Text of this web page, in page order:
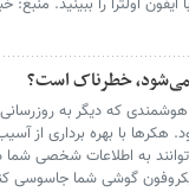
اولترا را ببینید. منبع:
خطرناک است؟
که دیگر به
هکرها با بهره برداری از
به اطلاعات شخصی شما
گوشی شما جاسوسی